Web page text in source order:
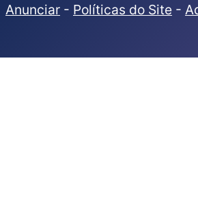
Anunciar - Políticas do Site -